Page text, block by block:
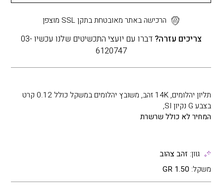
הרכישה באתר מאובטחת בתקן SSL מוצפן
צריכים עזרה?
דברו עם יועצי התכשיטים שלנו עכשיו 03-
6120747
תליון יהלומים, 14K זהב, משובץ יהלומים במשקל כולל 0.12 קרט
בצבע G נקיון SI,
המחיר לא כולל שרשרת
גוון: זהב צהוב
משקל: 1.50 GR